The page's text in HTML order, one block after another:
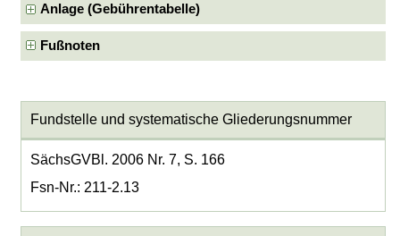
Anlage (Gebührentabelle)
Fußnoten
Fundstelle und systematische Gliederungsnummer
SächsGVBl. 2006 Nr. 7, S. 166
Fsn-Nr.: 211-2.13